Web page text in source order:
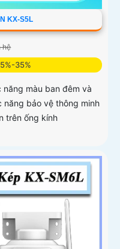
KX-S5L
hệ
35%
màu ban đêm và
năng bảo vệ thông minh
trên ống kính